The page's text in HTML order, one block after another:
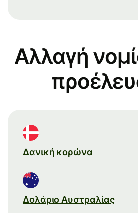
Αλλαγή
Δανική κορώνα
Δολάριο Αυστραλίας